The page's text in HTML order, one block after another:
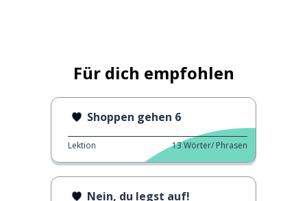
Für dich empfohlen
Shoppen gehen 6
Lektion 13Wörter/ Phrasen
Nein, du legst auf!